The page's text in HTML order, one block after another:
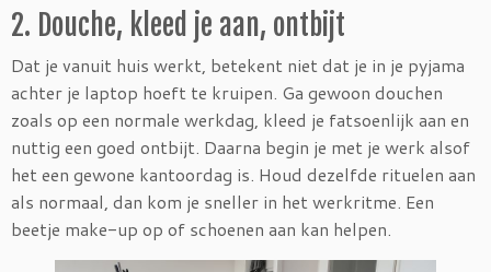
2. Douche, kleed je aan, ontbijt
Dat je vanuit huis werkt, betekent niet dat je in je pyjama
achter je laptop hoeft te kruipen. Ga gewoon douchen
zoals op een normale werkdag, kleed je fatsoenlijk aan en
nuttig een goed ontbijt. Daarna begin je met je werk alsof
het een gewone kantoordag is. Houd dezelfde rituelen aan
als normaal, dan kom je sneller in het werkritme. Een
beetje make-up op of schoenen aan kan helpen.